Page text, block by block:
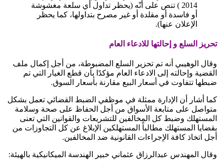
2014 ) تنص على أنّه (يحظر تداول أي سلعة مغشوشة
أو فاسدة أو مقلدة أو غير مصرح بتداولها، كما يحظر
الإعلان عنها).
تحريز السلع و إحالتها للادعاء العام
وقال الوهيبي أنه تم تحزير السلع المضبوطة، من أجل إكمال ملف
القضية وإحالته إلى الادعاء العام مؤكدًا بأن قطع الغيار التي تم
ضبطها تتفاوت في أسعار البيع مقارنة بأسعار السوق.
كما أشار أن الإدارة ممثلة في موظفي الضبط القضائي تعمل بشكل
متواصل على متابعة الأسواق من أجل الحفاظ على صحة وسلامة
المستهلك وضبط كل المخالفين للتشريعات والقوانين التي تعنى
بقضايا المستهلك مطالباً المستهلكين الإبلاغ عن كل التجاوزات من
أجل اتخاذ كافة الإجراءات القانونية ضد المخالفين.
وقال المهندس عبدالرزاق عثماني خبير الهندسة الميكانيكية بالهيئة: